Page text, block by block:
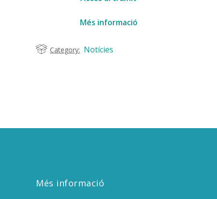
Més informació
Category: Notícies
Més informació